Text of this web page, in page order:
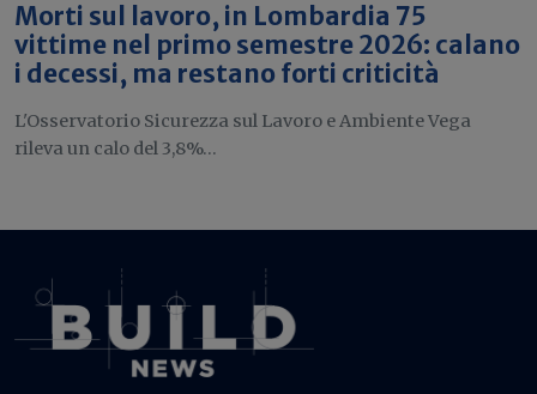
Morti sul lavoro, in Lombardia 75
vittime nel primo semestre 2026: calano
i decessi, ma restano forti criticità
L'Osservatorio Sicurezza sul Lavoro e Ambiente Vega
rileva un calo del 3,8%...